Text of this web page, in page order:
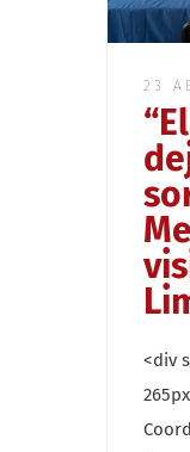
23
<div